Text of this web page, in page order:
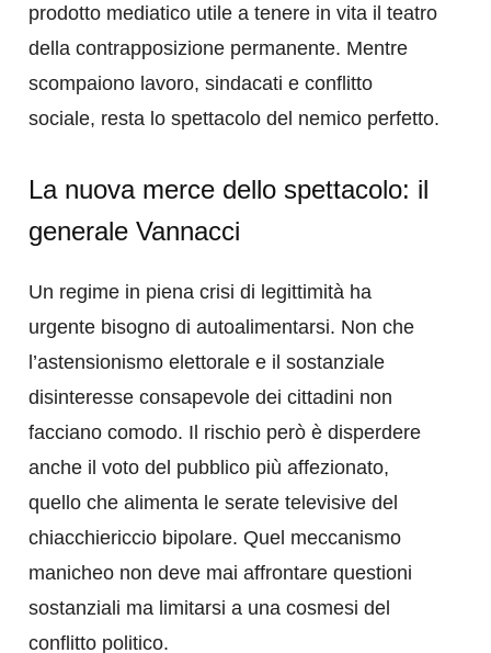
prodotto mediatico utile a tenere in vita il teatro
della contrapposizione permanente. Mentre
scompaiono lavoro, sindacati e conflitto
sociale, resta lo spettacolo del nemico perfetto.
La nuova merce dello spettacolo: il
generale Vannacci
Un regime in piena crisi di legittimità ha
urgente bisogno di autoalimentarsi. Non che
l’astensionismo elettorale e il sostanziale
disinteresse consapevole dei cittadini non
facciano comodo. Il rischio però è disperdere
anche il voto del pubblico più affezionato,
quello che alimenta le serate televisive del
chiacchiericcio bipolare. Quel meccanismo
manicheo non deve mai affrontare questioni
sostanziali ma limitarsi a una cosmesi del
conflitto politico.